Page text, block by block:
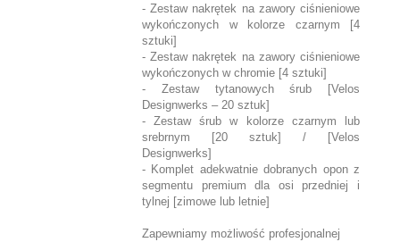
- Zestaw nakrętek na zawory ciśnieniowe
wykończonych w kolorze czarnym [4
sztuki]
- Zestaw nakrętek na zawory ciśnieniowe
wykończonych w chromie [4 sztuki]
- Zestaw tytanowych śrub [Velos
Designwerks – 20 sztuk]
- Zestaw śrub w kolorze czarnym lub
srebrnym [20 sztuk] / [Velos
Designwerks]
- Komplet adekwatnie dobranych opon z
segmentu premium dla osi przedniej i
tylnej [zimowe lub letnie]
Zapewniamy możliwość profesjonalnej